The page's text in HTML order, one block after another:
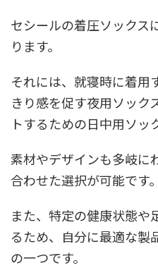
セシールの着圧ソックス
ります。
それには、就寝時に着用
きり感を促す夜用ソック
トするための日中用ソッ
素材やデザインも多岐に
合わせた選択が可能です。
また、特定の健康状態や
るため、自分に最適な製
の一つです。